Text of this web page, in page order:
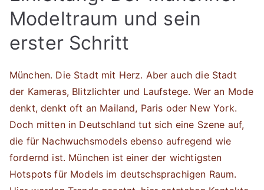
Modeltraum und sein
erster Schritt
München. Die Stadt mit Herz. Aber auch die Stadt
der Kameras, Blitzlichter und Laufstege. Wer an Mode
denkt, denkt oft an Mailand, Paris oder New York.
Doch mitten in Deutschland tut sich eine Szene auf,
die für Nachwuchsmodels ebenso aufregend wie
fordernd ist. München ist einer der wichtigsten
Hotspots für Models im deutschsprachigen Raum.